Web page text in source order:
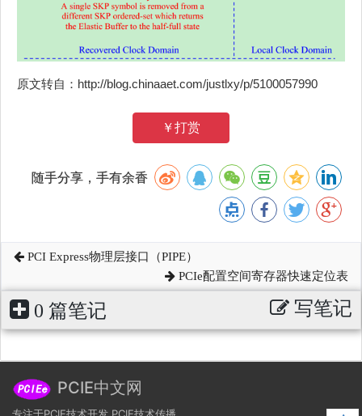
原文转自：http://blog.chinaaet.com/justlxy/p/5100057990
￥打赏
随手分享，手有余香
PCI Express物理层接口（PIPE）
PCIe配置空间寄存器快速定位表
0 篇笔记 写笔记
PCIE中文网